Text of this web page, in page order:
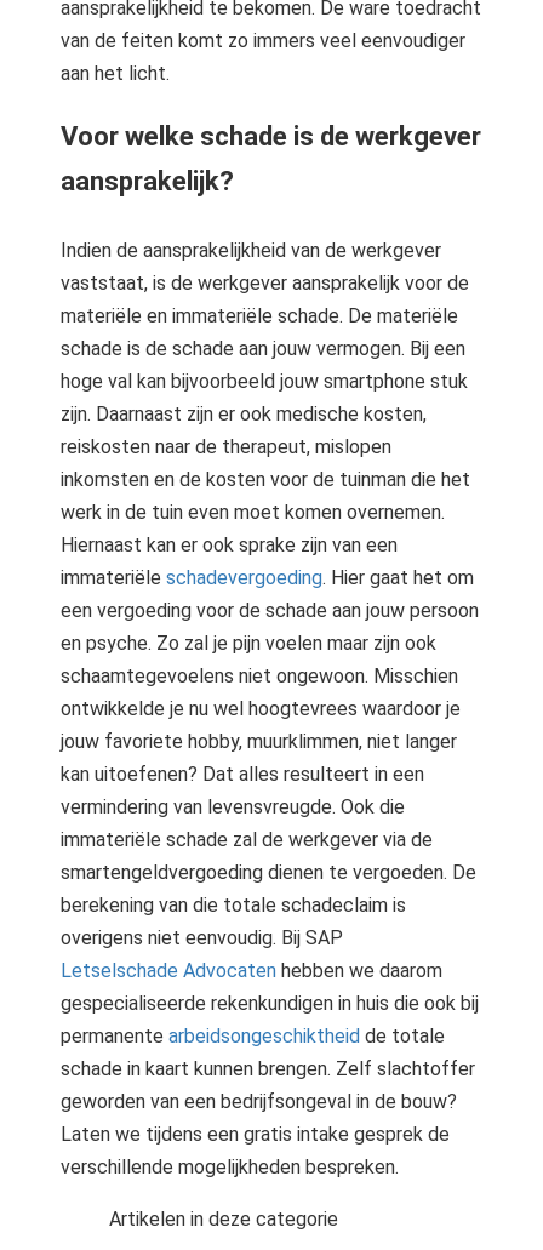
aansprakelijkheid te bekomen. De ware toedracht
van de feiten komt zo immers veel eenvoudiger
aan het licht.
Voor welke schade is de werkgever
aansprakelijk?
Indien de aansprakelijkheid van de werkgever
vaststaat, is de werkgever aansprakelijk voor de
materiële en immateriële schade. De materiële
schade is de schade aan jouw vermogen. Bij een
hoge val kan bijvoorbeeld jouw smartphone stuk
zijn. Daarnaast zijn er ook medische kosten,
reiskosten naar de therapeut, mislopen
inkomsten en de kosten voor de tuinman die het
werk in de tuin even moet komen overnemen.
Hiernaast kan er ook sprake zijn van een
immateriële schadevergoeding. Hier gaat het om
een vergoeding voor de schade aan jouw persoon
en psyche. Zo zal je pijn voelen maar zijn ook
schaamtegevoelens niet ongewoon. Misschien
ontwikkelde je nu wel hoogtevrees waardoor je
jouw favoriete hobby, muurklimmen, niet langer
kan uitoefenen? Dat alles resulteert in een
vermindering van levensvreugde. Ook die
immateriële schade zal de werkgever via de
smartengeldvergoeding dienen te vergoeden. De
berekening van die totale schadeclaim is
overigens niet eenvoudig. Bij SAP
Letselschade Advocaten hebben we daarom
gespecialiseerde rekenkundigen in huis die ook bij
permanente arbeidsongeschiktheid de totale
schade in kaart kunnen brengen. Zelf slachtoffer
geworden van een bedrijfsongeval in de bouw?
Laten we tijdens een gratis intake gesprek de
verschillende mogelijkheden bespreken.
Artikelen in deze categorie